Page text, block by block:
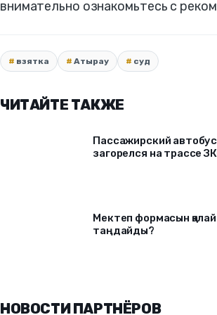
внимательно ознакомьтесь с
взятка Атырау суд
ЧИТАЙТЕ ТАКЖЕ
Пассажирский автобус
загорелся на трассе
Мектеп формасын қалай
таңдайды?
НОВОСТИ ПАРТНЁРОВ